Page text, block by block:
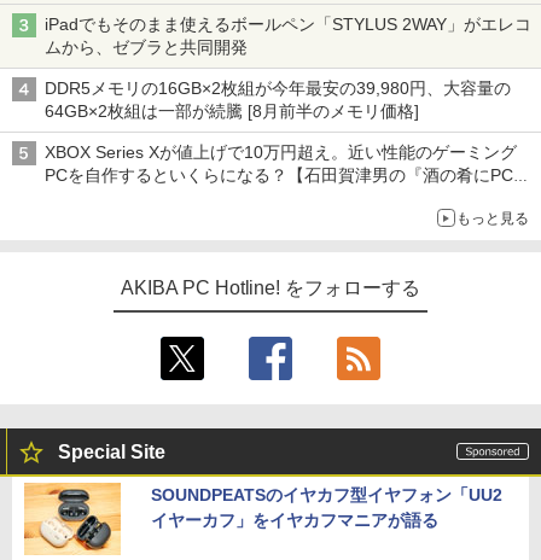
iPadでもそのまま使えるボールペン「STYLUS 2WAY」がエレコ
ムから、ゼブラと共同開発
DDR5メモリの16GB×2枚組が今年最安の39,980円、大容量の
64GB×2枚組は一部が続騰 [8月前半のメモリ価格]
XBOX Series Xが値上げで10万円超え。近い性能のゲーミング
PCを自作するといくらになる？【石田賀津男の『酒の肴にPCゲ
もっと見る
AKIBA PC Hotline! をフォローする
Special Site
SOUNDPEATSのイヤカフ型イヤフォン「UU2
イヤーカフ」をイヤカフマニアが語る